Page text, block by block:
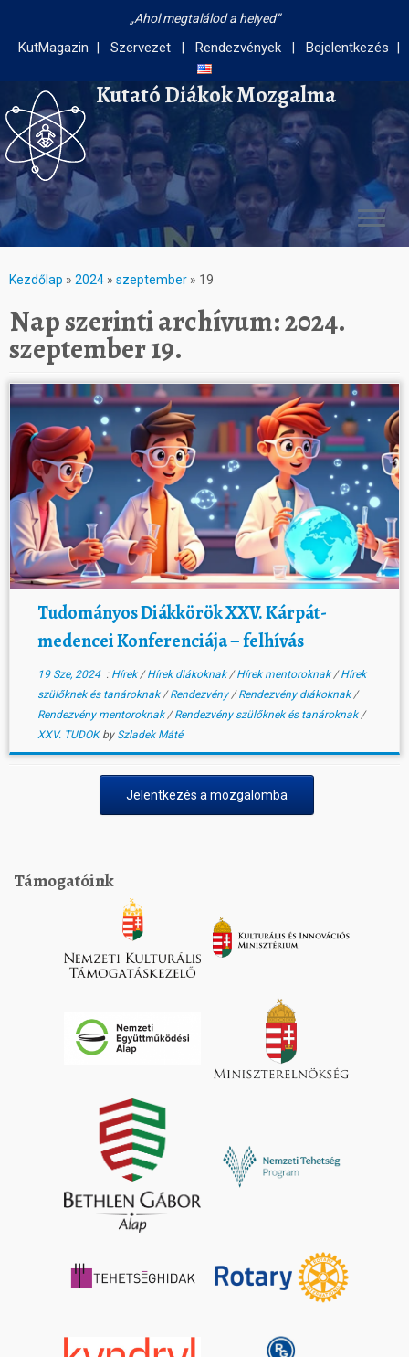
Ahol megtalálod a helyed
KutMagazin Szervezet Rendezvények Bejelentkezés
Kutató Diákok Mozgalma
Kezdőlap » 2024 » szeptember » 19
Nap szerinti archívum:2024.
szeptember 19.
Tudományos Diákkörök XXV. Kárpát-
medencei Konferenciája – felhívás
19 Sze, 2024: Hírek/Hírek diákoknak/Hírek mentoroknak/Hírek
szülőknek és tanároknak/Rendezvény/Rendezvény diákoknak/
Rendezvény mentoroknak/Rendezvény szülőknek és tanároknak/
XXV. TUDOK by Szladek Máté
Jelentkezés a mozgalomba
Támogatóink